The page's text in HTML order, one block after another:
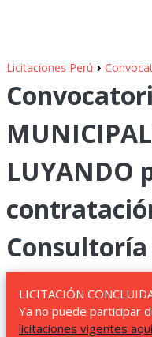
Licitaciones Perú ›
LUYANDO
LICITACIÓN
Ya no puede participar
licitaciones vigentes aquí